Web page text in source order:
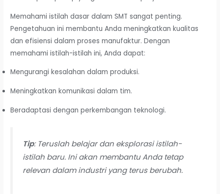
Memahami istilah dasar dalam SMT sangat penting.
Pengetahuan ini membantu Anda meningkatkan kualitas
dan efisiensi dalam proses manufaktur. Dengan
memahami istilah-istilah ini, Anda dapat:
Mengurangi kesalahan dalam produksi.
Meningkatkan komunikasi dalam tim.
Beradaptasi dengan perkembangan teknologi.
Tip: Teruslah belajar dan eksplorasi istilah-
istilah baru. Ini akan membantu Anda tetap
relevan dalam industri yang terus berubah.